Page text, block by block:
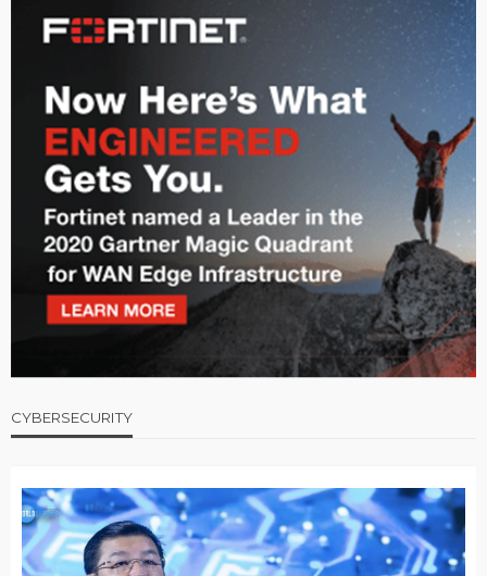
CYBERSECURITY